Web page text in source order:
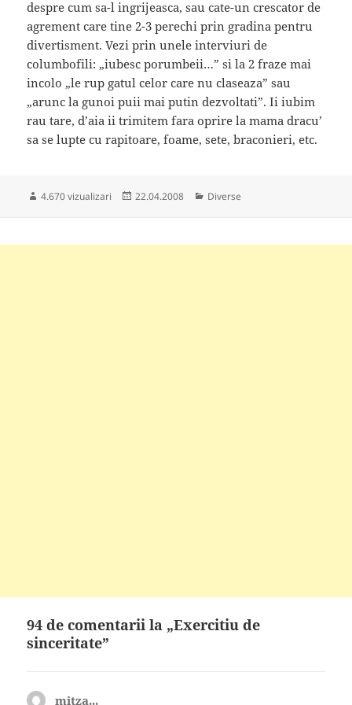
despre cum sa-l ingrijeasca, sau cate-un crescator de
agrement care tine 2-3 perechi prin gradina pentru
divertisment. Vezi prin unele interviuri de
columbofili: „iubesc porumbeii…” si la 2 fraze mai
incolo „le rup gatul celor care nu claseaza” sau
„arunc la gunoi puii mai putin dezvoltati”. Ii iubim
rau tare, d’aia ii trimitem fara oprire la mama dracu’
sa se lupte cu rapitoare, foame, sete, braconieri, etc.
4.670 vizualizari
Publicat
22.04.2008 Categorii
Diverse
94 de comentarii la „Exercitiu de
sinceritate”
mitza...